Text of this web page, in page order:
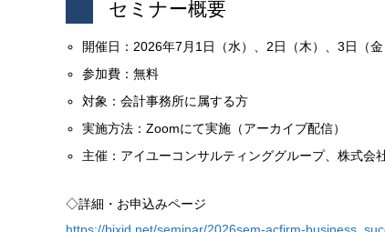
セミナー概要
開催日：2026年7月1日（水）、2日（木）、3日（
参加費：無料
対象：会計事務所に属する方
実施方法：Zoomにて実施（アーカイブ配信）
主催：アイユーコンサルティンググループ、株式会
◇詳細・お申込みページ